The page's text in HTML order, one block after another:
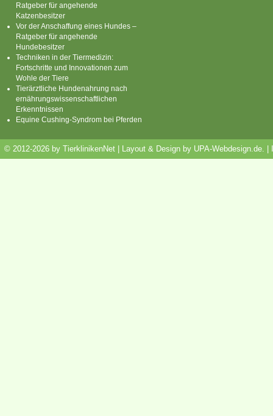
Ratgeber für angehende
Katzenbesitzer
Vor der Anschaffung eines Hundes –
Ratgeber für angehende
Hundebesitzer
Techniken in der Tiermedizin:
Fortschritte und Innovationen zum
Wohle der Tiere
Tierärztliche Hundenahrung nach
ernährungswissenschaftlichen
Erkenntnissen
Equine Cushing-Syndrom bei Pferden
© 2012-2026 by TierklinikenNet | Layout & Design by UPA-Webdesign.de.